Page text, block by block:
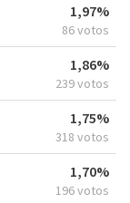
1,97%
86 votos
1,86%
239 votos
1,75%
318 votos
1,70%
196 votos